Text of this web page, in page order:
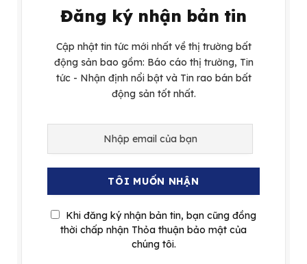
Đăng ký nhận bản tin
Cập nhật tin tức mới nhất về thị trường bất
động sản bao gồm: Báo cáo thị trường, Tin
tức - Nhận định nổi bật và Tin rao bán bất
động sản tốt nhất.
Khi đăng ký nhận bản tin, bạn cũng đồng
thời chấp nhận Thỏa thuận bảo mật của
chúng tôi.